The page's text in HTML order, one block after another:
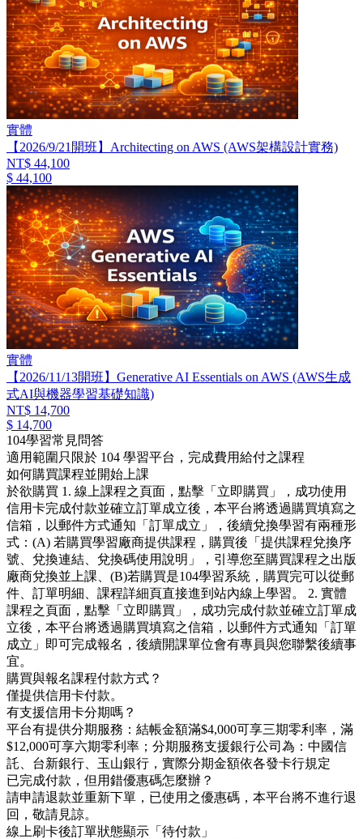
實體
【2026/9/21開班】Architecting on AWS (AWS架構設計實務)
NT$ 44,100
$ 44,100
實體
【2026/11/13開班】Generative AI Essentials on AWS (AWS生成
式AI與機器學習基礎知識)
NT$ 14,700
$ 14,700
104學習常見問答
適用範圍只限於 104 學習平台，完成費用給付之課程
如何購買課程並開始上課
於欲購買 1. 線上課程之頁面，點擊「立即購買」，成功使用
信用卡完成付款並確立訂單成立後，本平台將透過購買填寫之
信箱，以郵件方式通知「訂單成立」，後續兌換學習有兩種形
式：(A) 若購買學習廠商提供課程，購買後「提供課程兌換序
號、兌換連結、兌換碼使用說明」，引導您至購買課程之出版
廠商兌換並上課、(B)若購買是104學習系統，購買完可以從郵
件、訂單明細、課程詳細頁直接進到站內線上學習。 2. 實體
課程之頁面，點擊「立即購買」，成功完成付款並確立訂單成
立後，本平台將透過購買填寫之信箱，以郵件方式通知「訂單
成立」即可完成報名，後續開課單位會有專員與您聯繫後續事
宜。
購買與報名課程付款方式？
僅提供信用卡付款。
有支援信用卡分期嗎？
平台有提供分期服務：結帳金額滿$4,000可享三期零利率，滿
$12,000可享六期零利率；分期服務支援銀行公司為：中國信
託、台新銀行、玉山銀行，實際分期金額依各發卡行規定
已完成付款，但用錯優惠碼怎麼辦？
請申請退款並重新下單，已使用之優惠碼，本平台將不進行退
回，敬請見諒。
線上刷卡後訂單狀態顯示「待付款」